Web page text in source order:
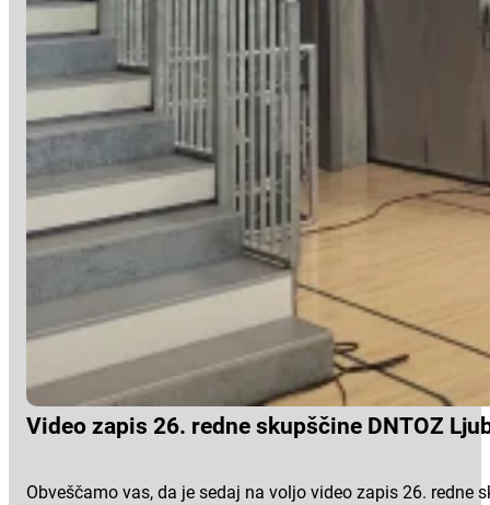
Video zapis 26. redne skupščine DNTOZ
Obveščamo vas, da je sedaj na voljo video zapis 26.